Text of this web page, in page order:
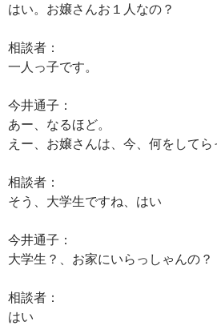
はい。お嬢さんお１人なの？
相談者：
一人っ子です。
今井通子：
あー、なるほど。
えー、お嬢さんは、今、何をして
相談者：
そう、大学生ですね、はい
今井通子：
大学生？、お家にいらっしゃんの？
相談者：
はい